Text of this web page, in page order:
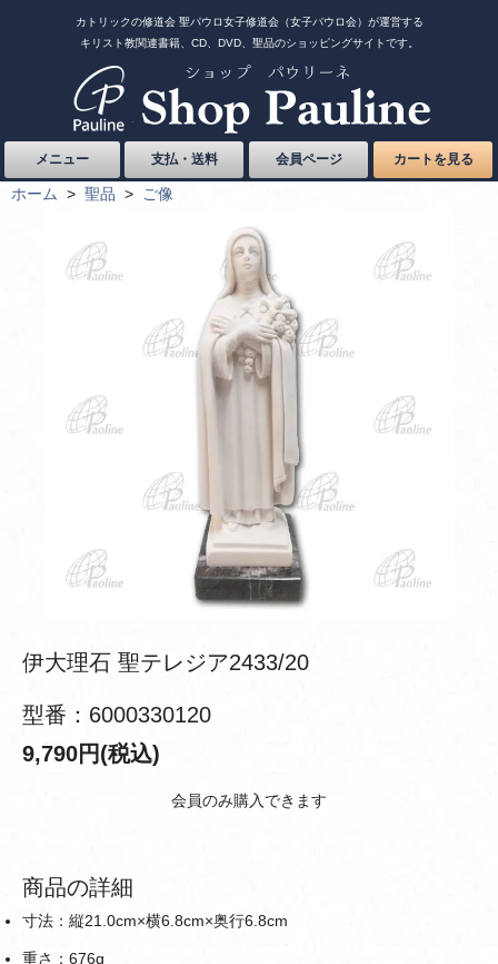
カトリックの修道会 聖パウロ女子修道会（女子パウロ会）が運営する
キリスト教関連書籍、CD、DVD、聖品のショッピングサイトです。
メニュー 支払・送料 会員ページ カートを見る
ホーム > 聖品 > ご像
伊大理石 聖テレジア2433/20
型番：6000330120
9,790円(税込)
会員のみ購入できます
商品の詳細
寸法：縦21.0cm×横6.8cm×奥行6.8cm
重さ：676g